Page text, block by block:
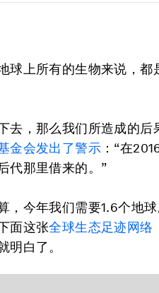
球上所有的生物来说，都
去，那么我们所造成的后
金会发出了警示 ：“在
代那里借来的。”
，今年我们需要1.6个地
面这张全球生态足迹网络
明白了。